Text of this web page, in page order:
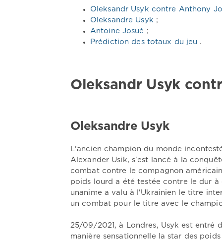
Oleksandr Usyk contre Anthony
Oleksandre Usyk ;
Antoine Josué ;
Prédiction des totaux du jeu .
Oleksandr Usyk
Oleksandre Usyk
L'ancien champion du monde
Alexander Usik, s'est lancé à la
combat contre le compagnon
poids lourd a été testée contre le dur
unanime a valu à l'Ukrainien le titre
un combat pour le titre avec le
25/09/2021, à Londres, Usyk est entré
manière sensationnelle la star des